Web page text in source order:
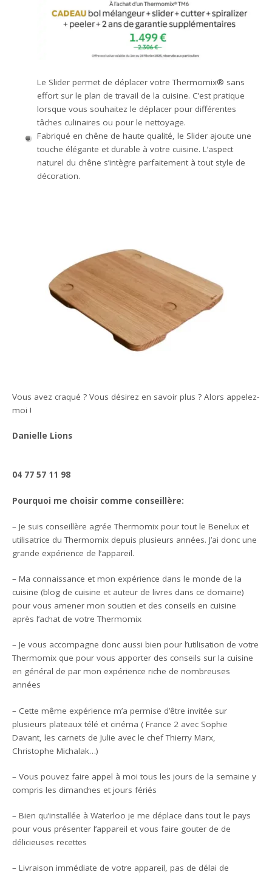
Le Slider permet de déplacer votre Thermomix® sans
effort sur le plan de travail de la cuisine. C’est pratique
lorsque vous souhaitez le déplacer pour différentes
tâches culinaires ou pour le nettoyage.
Fabriqué en chêne de haute qualité, le Slider ajoute une
touche élégante et durable à votre cuisine. L’aspect
naturel du chêne s’intègre parfaitement à tout style de
décoration.
Vous avez craqué ? Vous désirez en savoir plus ? Alors appelez-
moi !
Danielle Lions
04 77 57 11 98
Pourquoi me choisir comme conseillère:
– Je suis conseillère agrée Thermomix pour tout le Benelux et
utilisatrice du Thermomix depuis plusieurs années. J’ai donc une
grande expérience de l’appareil.
– Ma connaissance et mon expérience dans le monde de la
cuisine (blog de cuisine et auteur de livres dans ce domaine)
pour vous amener mon soutien et des conseils en cuisine
après l’achat de votre Thermomix
– Je vous accompagne donc aussi bien pour l’utilisation de votre
Thermomix que pour vous apporter des conseils sur la cuisine
en général de par mon expérience riche de nombreuses
années
– Cette même expérience m’a permise d’être invitée sur
plusieurs plateaux télé et cinéma ( France 2 avec Sophie
Davant, les carnets de Julie avec le chef Thierry Marx,
Christophe Michalak…)
– Vous pouvez faire appel à moi tous les jours de la semaine y
compris les dimanches et jours fériés
– Bien qu’installée à Waterloo je me déplace dans tout le pays
pour vous présenter l’appareil et vous faire gouter de de
délicieuses recettes
– Livraison immédiate de votre appareil, pas de délai de